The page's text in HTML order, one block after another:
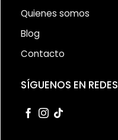
Quienes somos
Blog
Contacto
SÍGUENOS EN REDES